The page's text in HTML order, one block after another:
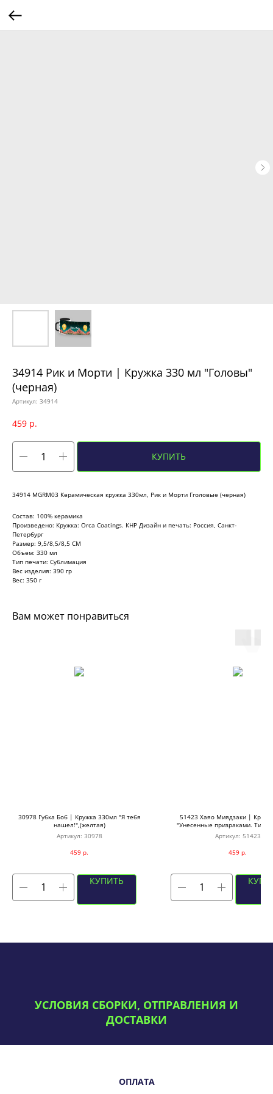
34914 Рик и Морти | Кружка 330 мл "Головы"
(черная)
Артикул: 34914
459 р.
КУПИТЬ
34914 MGRM03 Керамическая кружка 330мл, Рик и Морти Гголовые (черная)
Состав: 100% керамика
Произведено: Кружка: Orca Coatings. КНР Дизайн и печать: Россия, Санкт-
Петербург
Размер: 9,5/8,5/8,5 СМ
Объем: 330 мл
Тип печати: Сублимация
Вес изделия: 390 гр
Вес: 350 г
Вам может понравиться
30978 Губка Боб | Кружка 330мл "Я тебя
нашел!",(желтая)
Артикул: 30978
459 р.
КУПИТЬ
51423 Хаяо Миядзаки |
"Унесенные призраками.
(зеленая)
Артикул: 51423
459 р.
УСЛОВИЯ СБОРКИ, ОТПРАВЛЕНИЯ И
ДОСТАВКИ
ОПЛАТА